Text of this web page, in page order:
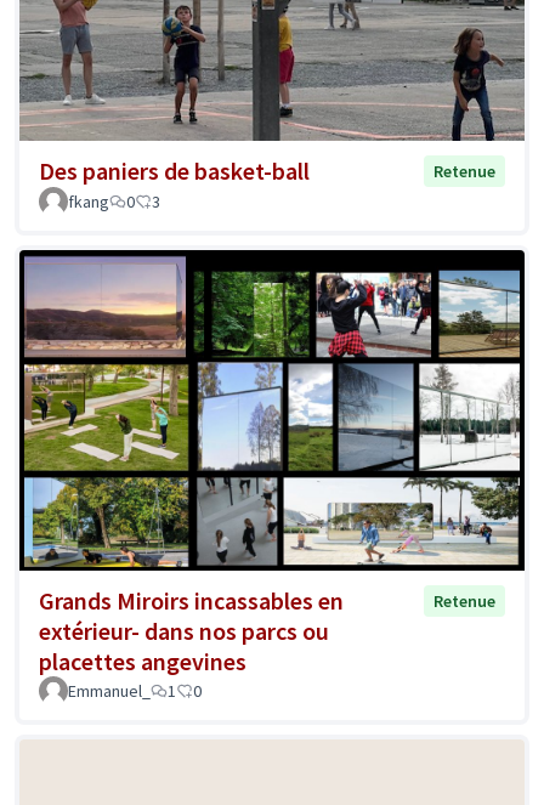
Des paniers de basket-ball
Retenue
fkang
0 3
Grands Miroirs incassables en
extérieur- dans nos parcs ou
placettes angevines
Retenue
Emmanuel_ 1 0